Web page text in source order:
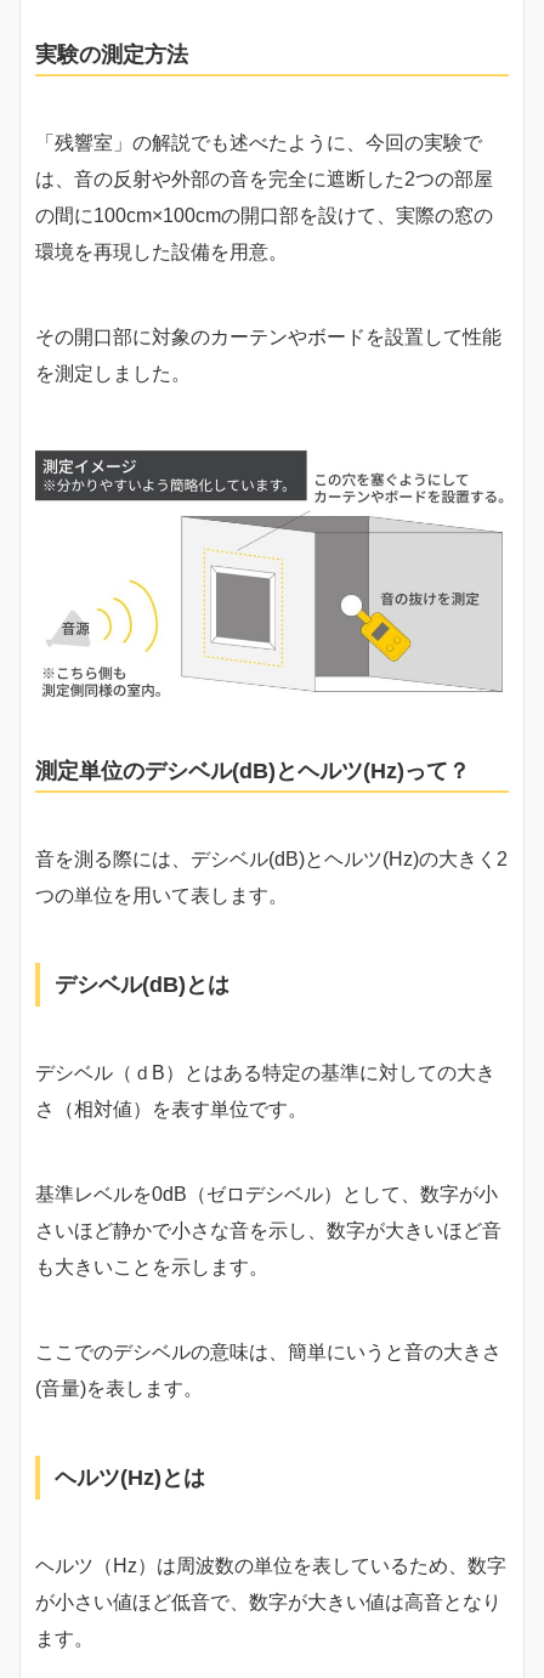
実験の測定方法
「残響室」の解説でも述べたように、今回の実験で
は、音の反射や外部の音を完全に遮断した2つの部屋
の間に100cm×100cmの開口部を設けて、実際の窓の
環境を再現した設備を用意。
その開口部に対象のカーテンやボードを設置して性能
を測定しました。
測定単位のデシベル(dB)とヘルツ(Hz)って？
音を測る際には、デシベル(dB)とヘルツ(Hz)の大きく2
つの単位を用いて表します。
デシベル(dB)とは
デシベル（ｄB）とはある特定の基準に対しての大き
さ（相対値）を表す単位です。
基準レベルを0dB（ゼロデシベル）として、数字が小
さいほど静かで小さな音を示し、数字が大きいほど音
も大きいことを示します。
ここでのデシベルの意味は、簡単にいうと音の大きさ
(音量)を表します。
ヘルツ(Hz)とは
ヘルツ（Hz）は周波数の単位を表しているため、数字
が小さい値ほど低音で、数字が大きい値は高音となり
ます。